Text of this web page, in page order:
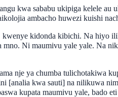
kwa sababu ukipiga kelele au
ambacho huwezi kuishi
kidonda kibichi. Na hiyo
mno. Ni maumivu yale yale. Na
nje ya chumba tulichotakiwa
[analia kwa sauti] na nilikuwa
kupata maumivu yale, bado